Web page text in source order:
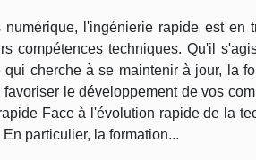
l'ingénierie rapide est en
compétences techniques. Qu'il
cherche à se maintenir à jour, la
le développement de vos
Face à l'évolution rapide de la
particulier, la formation...